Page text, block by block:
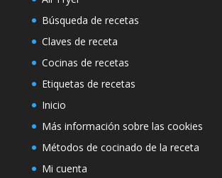
Búsqueda de recetas
Claves de receta
Cocinas de recetas
Etiquetas de recetas
Inicio
Más información sobre las cookies
Métodos de cocinado de la receta
Mi cuenta